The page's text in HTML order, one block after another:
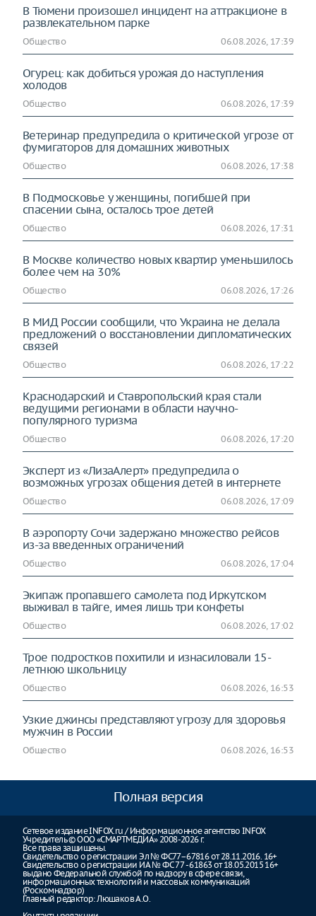
В Тюмени произошел инцидент на аттракционе в
развлекательном парке
Общество 06.08.2026, 17:39
Огурец: как добиться урожая до наступления
холодов
Общество 06.08.2026, 17:39
Ветеринар предупредила о критической угрозе от
фумигаторов для домашних животных
Общество 06.08.2026, 17:38
В Подмосковье у женщины, погибшей при
спасении сына, осталось трое детей
Общество 06.08.2026, 17:31
В Москве количество новых квартир уменьшилось
более чем на 30%
Общество 06.08.2026, 17:26
В МИД России сообщили, что Украина не делала
предложений о восстановлении дипломатических
связей
Общество 06.08.2026, 17:22
Краснодарский и Ставропольский края стали
ведущими регионами в области научно-
популярного туризма
Общество 06.08.2026, 17:20
Эксперт из «ЛизаАлерт» предупредила о
возможных угрозах общения детей в интернете
Общество 06.08.2026, 17:09
В аэропорту Сочи задержано множество рейсов
из-за введенных ограничений
Общество 06.08.2026, 17:04
Экипаж пропавшего самолета под Иркутском
выживал в тайге, имея лишь три конфеты
Общество 06.08.2026, 17:02
Трое подростков похитили и изнасиловали 15-
летнюю школьницу
Общество 06.08.2026, 16:53
Узкие джинсы представляют угрозу для здоровья
мужчин в России
Общество 06.08.2026, 16:53
Полная версия
Сетевое издание INFOX.ru / Информационное агентство INFOX
Учредитель © ООО «СМАРТМЕДИА» 2008-2026 г.
Все права защищены.
Свидетельство о регистрации Эл № ФС77–67816 от 28.11.2016. 16+
Свидетельство о регистрации ИА № ФС 77 - 61863 от 18.05.2015 16+
выдано Федеральной службой по надзору в сфере связи,
информационных технологий и массовых коммуникаций
(Роскомнадзор)
Главный редактор: Люшаков А.О.